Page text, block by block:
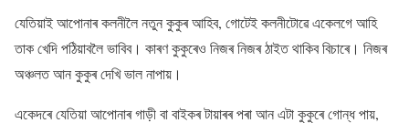
যেতিয়াই আপোনাৰ কলনীলৈ নতুন কুকুৰ আহিব, গোটেই কলনীটোৱে একেলগে আহি
তাক খেদি পঠিয়াবলৈ ভাবিব। কাৰণ কুকুৰেও নিজৰ নিজৰ ঠাইত থাকিব বিচাৰে। নিজৰ
অঞ্চলত আন কুকুৰ দেখি ভাল নাপায়।
একেদৰে যেতিয়া আপোনাৰ গাড়ী বা বাইকৰ টায়াৰৰ পৰা আন এটা কুকুৰে গোন্ধ পায়,